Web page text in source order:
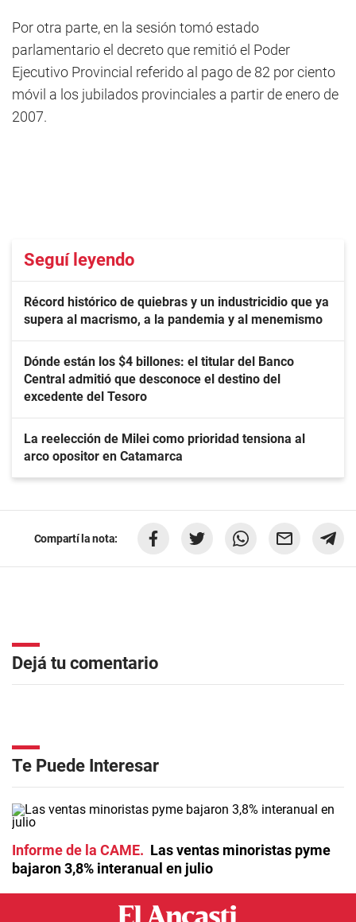
Por otra parte, en la sesión tomó estado
parlamentario el decreto que remitió el Poder
Ejecutivo Provincial referido al pago de 82 por ciento
móvil a los jubilados provinciales a partir de enero de
2007.
Seguí leyendo
Récord histórico de quiebras y un industricidio que ya
supera al macrismo, a la pandemia y al menemismo
Dónde están los $4 billones: el titular del Banco
Central admitió que desconoce el destino del
excedente del Tesoro
La reelección de Milei como prioridad tensiona al
arco opositor en Catamarca
Compartí la nota:
Dejá tu comentario
Te Puede Interesar
Informe de la CAME
Las ventas minoristas pyme
bajaron 3,8% interanual en julio